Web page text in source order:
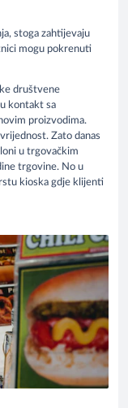
stoga zahtijevaju
mogu pokrenuti
društvene
kontakt sa
proizvodima.
Zato danas
u trgovačkim
trgovine. No u
kioska gdje klijenti